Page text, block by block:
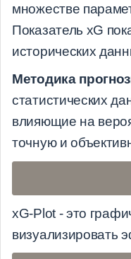
множестве
Показатель xG
исторических
Методика
статистических
влияющие на
точную и
xG-Plot - это
визуализировать